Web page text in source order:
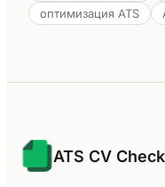
оптимизация ATS
ATS CV